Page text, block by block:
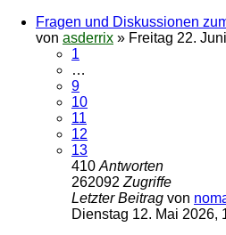
Fragen und Diskussionen
von asderrix » Freitag 22.
1
…
9
10
11
12
13
410 Antworten
262092 Zugriffe
Letzter Beitrag von
Dienstag 12. Mai 2026,